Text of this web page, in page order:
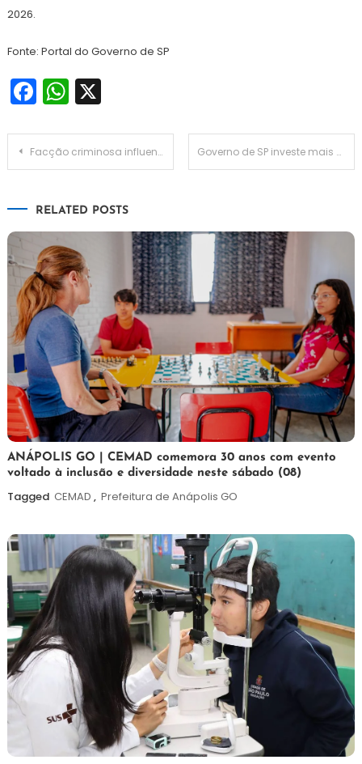
2026.
Fonte: Portal do Governo de SP
Facebook
WhatsApp
X
Navegação
Facção criminosa influenciava licitações em todo o estado de São Paulo Governo de SP investe mais R$ 20 milhões em novas medidas de combate à dengue
RELATED POSTS
7
de
agosto
Maurilio
ANÁPOLIS GO | CEMAD comemora 30 anos com evento
voltado à inclusão e diversidade neste sábado (08)
Tagged CEMAD , Prefeitura de Anápolis GO